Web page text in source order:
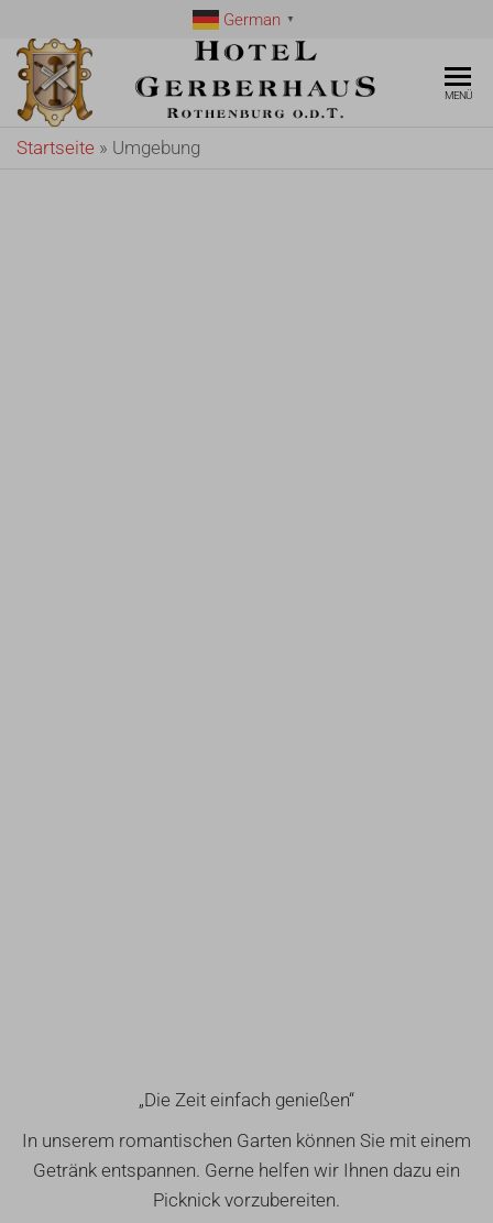
German ▼
Hotel
MENÜ
Startseite » Umgebung
„Die Zeit einfach genießen“
In unserem romantischen Garten können Sie mit einem
Getränk entspannen. Gerne helfen wir Ihnen dazu ein
Picknick vorzubereiten.